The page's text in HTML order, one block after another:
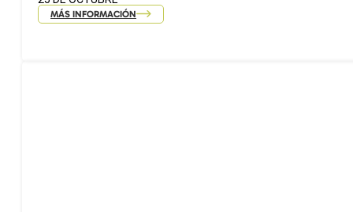
MÁS INFORMACIÓN